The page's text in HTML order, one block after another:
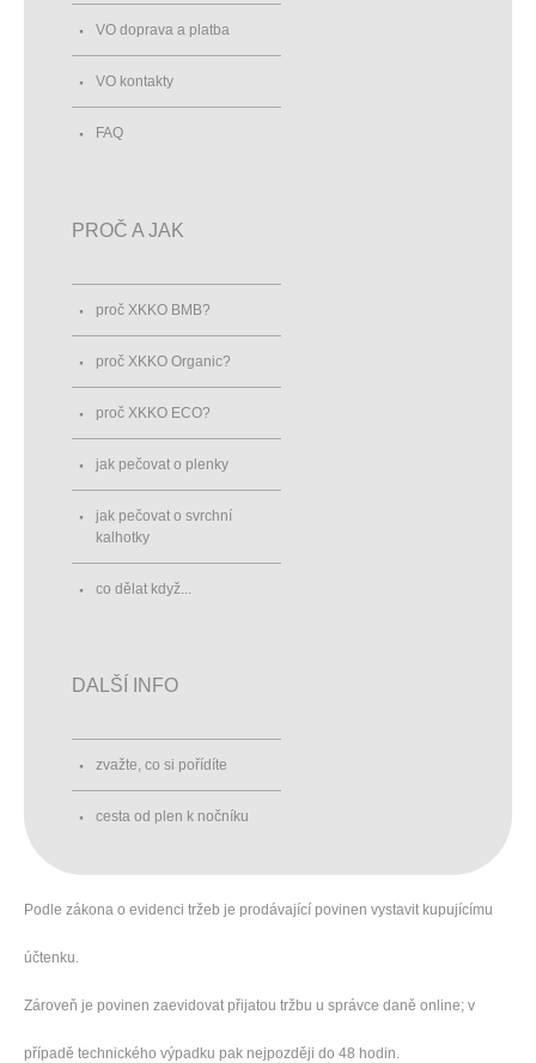
VO doprava a platba
VO kontakty
FAQ
PROČ A JAK
proč XKKO BMB?
proč XKKO Organic?
proč XKKO ECO?
jak pečovat o plenky
jak pečovat o svrchní
kalhotky
co dělat když...
DALŠÍ INFO
zvažte, co si pořídíte
cesta od plen k nočníku
Podle zákona o evidenci tržeb je prodávající povinen vystavit kupujícímu
účtenku.
Zároveň je povinen zaevidovat přijatou tržbu u správce daně online; v
případě technického výpadku pak nejpozději do 48 hodin.